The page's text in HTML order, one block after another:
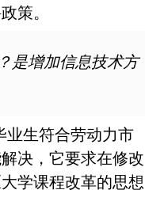
策。
是增加信息技术方
业生符合劳动力市
决，它要求在修改
学课程改革的思想